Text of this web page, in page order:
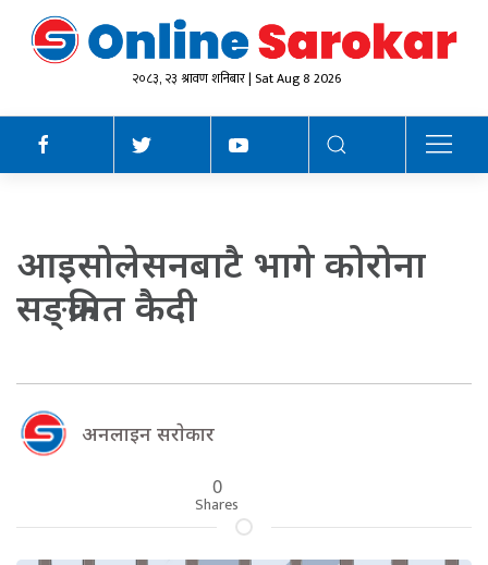
२०८३, २३ श्रावण शनिबार | Sat Aug 8 2026
आइसोलेसनबाटै भागे कोरोना
सङ्क्रमित कैदी
अनलाइन सराेकार
0
Shares